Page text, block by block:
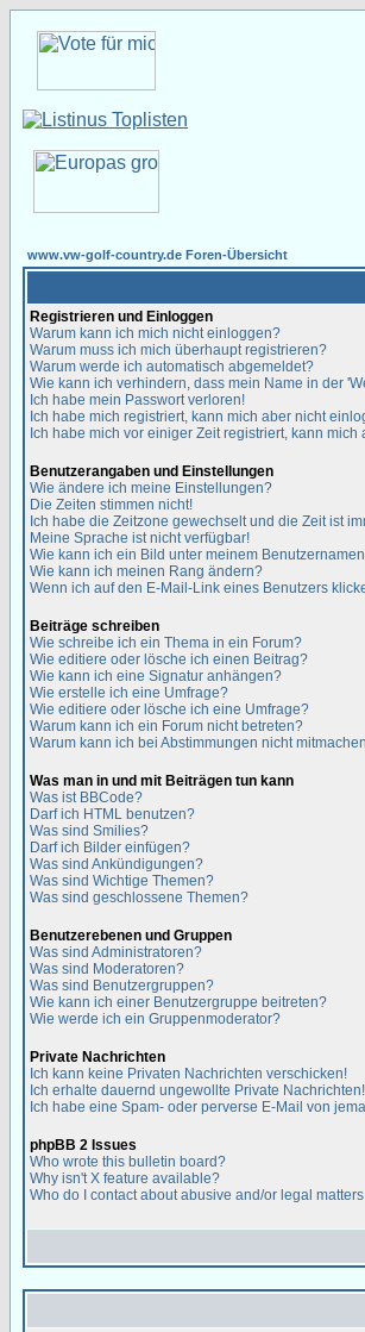
www.vw-golf-country.de Foren-Übersicht
Registrieren und Einloggen
Warum kann ich mich nicht einloggen?
Warum muss ich mich überhaupt registrieren?
Warum werde ich automatisch abgemeldet?
Wie kann ich verhindern, dass mein Name in der
Ich habe mein Passwort verloren!
Ich habe mich registriert, kann mich aber nicht
Ich habe mich vor einiger Zeit registriert, kann
Benutzerangaben und Einstellungen
Wie ändere ich meine Einstellungen?
Die Zeiten stimmen nicht!
Ich habe die Zeitzone gewechselt und die Zeit ist
Meine Sprache ist nicht verfügbar!
Wie kann ich ein Bild unter meinem
Wie kann ich meinen Rang ändern?
Wenn ich auf den E-Mail-Link eines Benutzers
Beiträge schreiben
Wie schreibe ich ein Thema in ein Forum?
Wie editiere oder lösche ich einen Beitrag?
Wie kann ich eine Signatur anhängen?
Wie erstelle ich eine Umfrage?
Wie editiere oder lösche ich eine Umfrage?
Warum kann ich ein Forum nicht betreten?
Warum kann ich bei Abstimmungen nicht
Was man in und mit Beiträgen tun kann
Was ist BBCode?
Darf ich HTML benutzen?
Was sind Smilies?
Darf ich Bilder einfügen?
Was sind Ankündigungen?
Was sind Wichtige Themen?
Was sind geschlossene Themen?
Benutzerebenen und Gruppen
Was sind Administratoren?
Was sind Moderatoren?
Was sind Benutzergruppen?
Wie kann ich einer Benutzergruppe beitreten?
Wie werde ich ein Gruppenmoderator?
Private Nachrichten
Ich kann keine Privaten Nachrichten verschicken!
Ich erhalte dauernd ungewollte Private Nachrichten!
Ich habe eine Spam- oder perverse E-Mail von
phpBB 2 Issues
Who wrote this bulletin board?
Why isn't X feature available?
Who do I contact about abusive and/or legal